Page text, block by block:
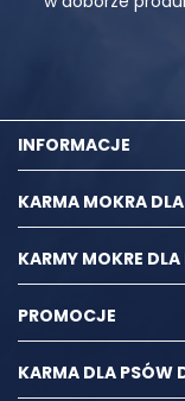
INFORMACJE
KARMA MOKRA
KARMY MOKRE
PROMOCJE
KARMA DLA PSÓW